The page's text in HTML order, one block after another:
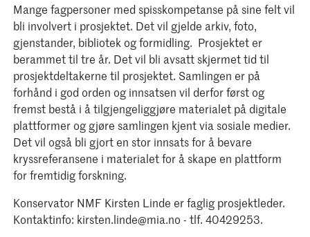
Mange fagpersoner med spisskompetanse på sine felt vil
bli involvert i prosjektet. Det vil gjelde arkiv, foto,
gjenstander, bibliotek og formidling. Prosjektet er
berammet til tre år. Det vil bli avsatt skjermet tid til
prosjektdeltakerne til prosjektet. Samlingen er på
forhånd i god orden og innsatsen vil derfor først og
fremst bestå i å tilgjengeliggjøre materialet på digitale
plattformer og gjøre samlingen kjent via sosiale medier.
Det vil også bli gjort en stor innsats for å bevare
kryssreferansene i materialet for å skape en plattform
for fremtidig forskning.
Konservator NMF Kirsten Linde er faglig prosjektleder.
Kontaktinfo: kirsten.linde@mia.no - tlf. 40429253.